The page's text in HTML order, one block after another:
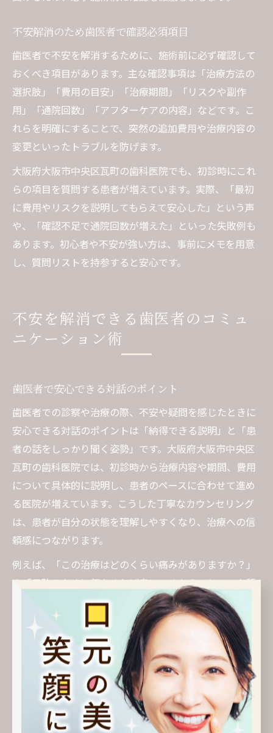
不安解消のため歯医者で確認必須項目
歯医者で不安を解消するために、施術前に必ず確認して
おくべき項目があります。主な確認事項は「治療方法の
選択肢」「費用の目安」「治療期間」「リスクや副作
用」「通院回数」「アフターケアの内容」などです。こ
れらを明確にすることで、突然の追加費用や治療内容の
変更といったトラブルを防げます。
大阪府大阪市中央区瓦町の歯科医院でも、初診時にこれ
らの項目を質問する患者が増えています。実際、「最初
に費用やリスクを説明してもらえて安心した」という声
や、「確認不足で通院回数が増えた」といった失敗例も
あります。初心者や不安が強い方は、事前にメモを用意
し、質問リストを持参すると安心です。
不安を解消できる歯医者のコミュ
ニケーション術
歯医者で安心できる対話のポイント
歯医者での診察や治療の際、不安や疑問を感じたときに
安心できる対話のポイントは「納得できる説明」と「患
者の話をしっかり聞く姿勢」です。大阪府大阪市中央区
瓦町の歯科医院では、初診時から治療内容や期間、費用
について具体的に説明し、患者のペースに合わせて進め
る医院が増えています。こうした丁寧なカウンセリング
は、患者が自分の状態を理解しやすくなり、治療への信
頼感につながります。
例えば、「この治療はどのくらい痛みがありますか？」
や「予防のために何をすれば良いですか？」といった質
問に対して、歯科医師が専門用語を避けて分かりやすく
答えてくれると、安心して通院しやすくなります。特に
瓦町エリアでは、仕事帰りや買い物ついでに立ち寄る方
も多いため、患者の生活リズムやニーズに配慮した説明
を重視する医院が支持されています。
患者目線の歯医者コミュニケーション術